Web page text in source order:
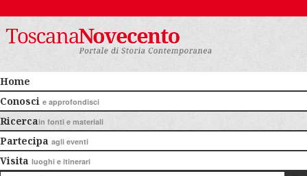
Home
Conosci e approfondisci
Ricercain fonti e materiali
Partecipa agli eventi
Visita luoghi e itinerari